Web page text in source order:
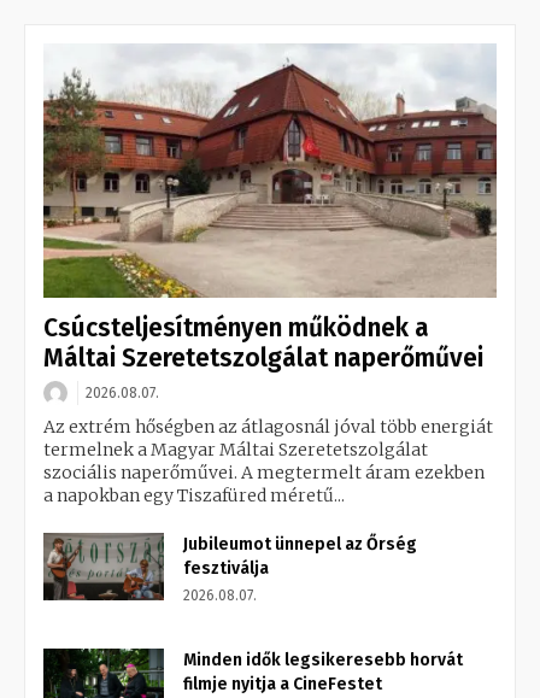
Csúcsteljesítményen működnek a
Máltai Szeretetszolgálat naperőművei
2026.08.07.
Az extrém hőségben az átlagosnál jóval több energiát
termelnek a Magyar Máltai Szeretetszolgálat
szociális naperőművei. A megtermelt áram ezekben
a napokban egy Tiszafüred méretű...
Jubileumot ünnepel az Őrség
fesztiválja
2026.08.07.
Minden idők legsikeresebb horvát
filmje nyitja a CineFestet